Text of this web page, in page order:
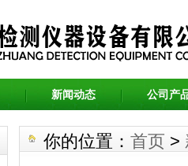
新闻动态 公司产
你的位置： 首页 >